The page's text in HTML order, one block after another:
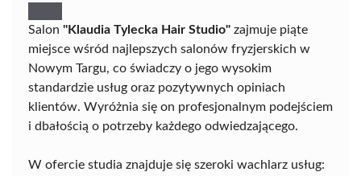
Salon "Klaudia Tylecka Hair Studio" zajmuje piąte
miejsce wśród najlepszych salonów fryzjerskich w
Nowym Targu, co świadczy o jego wysokim
standardzie usług oraz pozytywnych opiniach
klientów. Wyróżnia się on profesjonalnym podejściem
i dbałością o potrzeby każdego odwiedzającego.
W ofercie studia znajduje się szeroki wachlarz usług: